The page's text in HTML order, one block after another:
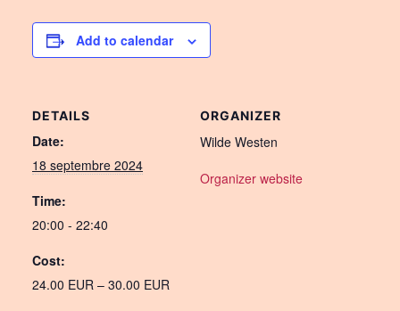
Add to calendar
DETAILS
Date:
18 septembre 2024
Time:
20:00 - 22:40
Cost:
24.00 EUR – 30.00 EUR
ORGANIZER
Wilde Westen
Organizer website